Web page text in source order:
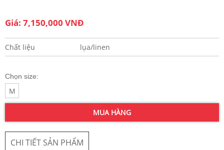
Giá: 7,150,000 VNĐ
Chất liệu lụa/linen
Chọn size:
M
MUA HÀNG
CHI TIẾT SẢN PHẨM